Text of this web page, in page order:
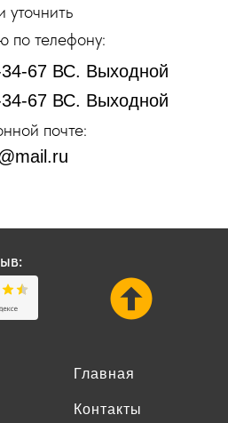
уточнить
по телефону:
67 ВС. Выходной
67 ВС. Выходной
почте:
Главная
Контакты